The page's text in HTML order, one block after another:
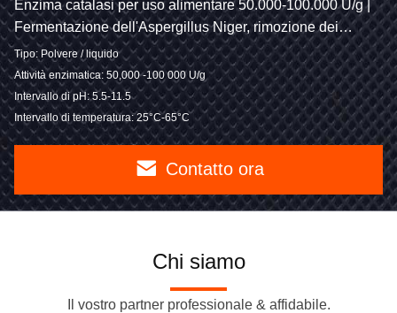
Enzima catalasi per uso alimentare 50.000-100.000 U/g |
Fermentazione dell'Aspergillus Niger, rimozione dei
residui di H2O2 per latticini, prodotti da forno, uova e
bevande | ODM OEM in polvere e liquido di fabbrica
ISO22000
Tipo: Polvere / liquido
Attività enzimatica: 50,000 -100 000 U/g
Intervallo di pH: 5.5-11.5
Intervallo di temperatura: 25°C-65°C
Contatto ora
Chi siamo
Il vostro partner professionale & affidabile.